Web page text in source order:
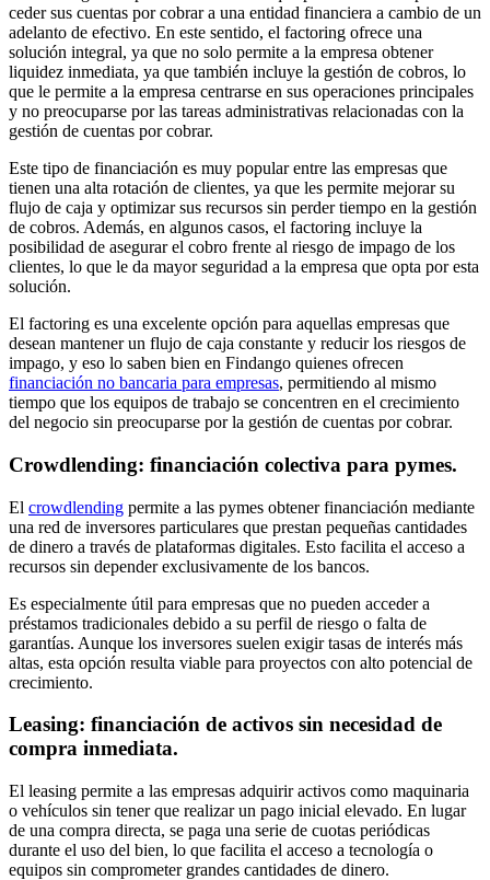
ceder sus cuentas por cobrar a una entidad financiera a cambio de un
adelanto de efectivo. En este sentido, el factoring ofrece una
solución integral, ya que no solo permite a la empresa obtener
liquidez inmediata, ya que también incluye la gestión de cobros, lo
que le permite a la empresa centrarse en sus operaciones principales
y no preocuparse por las tareas administrativas relacionadas con la
gestión de cuentas por cobrar.
Este tipo de financiación es muy popular entre las empresas que
tienen una alta rotación de clientes, ya que les permite mejorar su
flujo de caja y optimizar sus recursos sin perder tiempo en la gestión
de cobros. Además, en algunos casos, el factoring incluye la
posibilidad de asegurar el cobro frente al riesgo de impago de los
clientes, lo que le da mayor seguridad a la empresa que opta por esta
solución.
El factoring es una excelente opción para aquellas empresas que
desean mantener un flujo de caja constante y reducir los riesgos de
impago, y eso lo saben bien en Findango quienes ofrecen
financiación no bancaria para empresas, permitiendo al mismo
tiempo que los equipos de trabajo se concentren en el crecimiento
del negocio sin preocuparse por la gestión de cuentas por cobrar.
Crowdlending: financiación colectiva para pymes.
El crowdlending permite a las pymes obtener financiación mediante
una red de inversores particulares que prestan pequeñas cantidades
de dinero a través de plataformas digitales. Esto facilita el acceso a
recursos sin depender exclusivamente de los bancos.
Es especialmente útil para empresas que no pueden acceder a
préstamos tradicionales debido a su perfil de riesgo o falta de
garantías. Aunque los inversores suelen exigir tasas de interés más
altas, esta opción resulta viable para proyectos con alto potencial de
crecimiento.
Leasing: financiación de activos sin necesidad de
compra inmediata.
El leasing permite a las empresas adquirir activos como maquinaria
o vehículos sin tener que realizar un pago inicial elevado. En lugar
de una compra directa, se paga una serie de cuotas periódicas
durante el uso del bien, lo que facilita el acceso a tecnología o
equipos sin comprometer grandes cantidades de dinero.